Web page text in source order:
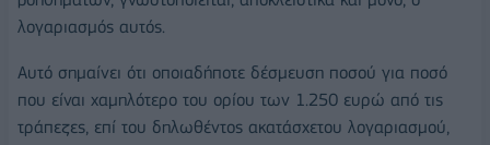
λογαριασμός αυτός.
Αυτό σημαίνει ότι οποιαδήποτε δέσμευση ποσού για ποσό
που είναι χαμηλότερο του ορίου των 1.250 ευρώ από τις
τράπεζες, επί του δηλωθέντος ακατάσχετου λογαριασμού,